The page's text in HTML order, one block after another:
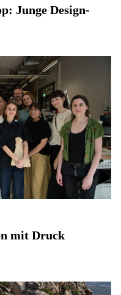
Junge Design-
mit Druck